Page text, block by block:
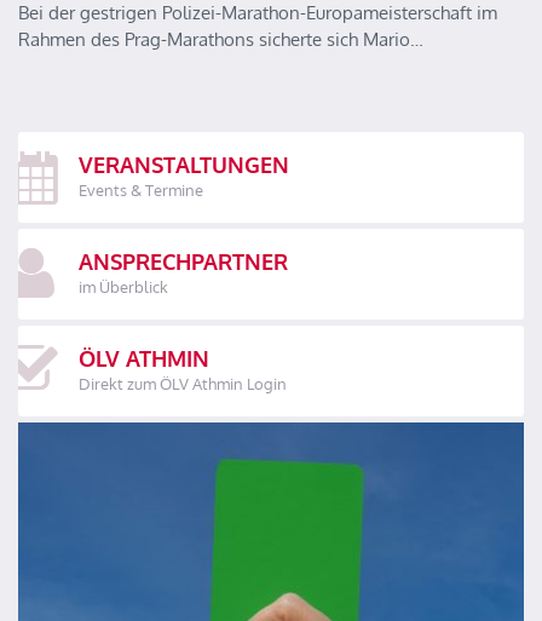
Bei der gestrigen Polizei-Marathon-Europameisterschaft im
Rahmen des Prag-Marathons sicherte sich Mario…
VERANSTALTUNGEN
Events & Termine
ANSPRECHPARTNER
im Überblick
ÖLV ATHMIN
Direkt zum ÖLV Athmin Login